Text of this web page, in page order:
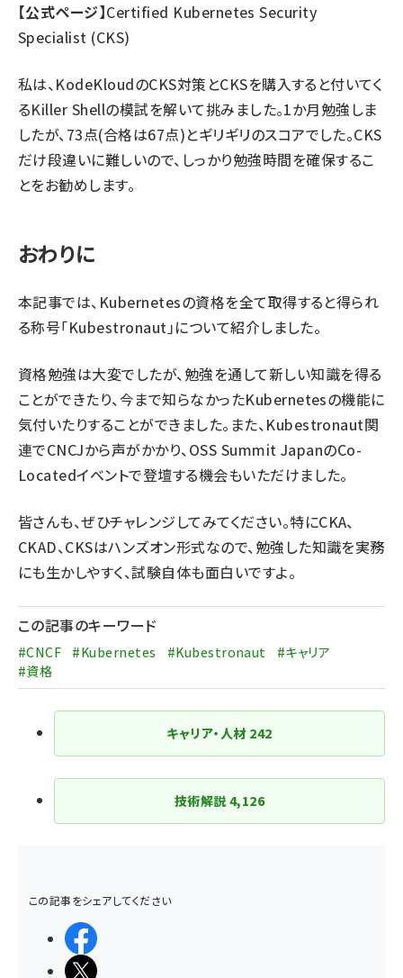
【公式ページ】Certified Kubernetes Security
Specialist (CKS)
私は、KodeKloudのCKS対策とCKSを購入すると付いてく
るKiller Shellの模試を解いて挑みました。1か月勉強しま
したが、73点(合格は67点)とギリギリのスコアでした。CKS
だけ段違いに難しいので、しっかり勉強時間を確保するこ
とをお勧めします。
おわりに
本記事では、Kubernetesの資格を全て取得すると得られ
る称号「Kubestronaut」について紹介しました。
資格勉強は大変でしたが、勉強を通して新しい知識を得る
ことができたり、今まで知らなかったKubernetesの機能に
気付いたりすることができました。また、Kubestronaut関
連でCNCJから声がかかり、OSS Summit JapanのCo-
Locatedイベントで登壇する機会もいただけました。
皆さんも、ぜひチャレンジしてみてください。特にCKA、
CKAD、CKSはハンズオン形式なので、勉強した知識を実務
にも生かしやすく、試験自体も面白いですよ。
この記事のキーワード
#CNCF #Kubernetes #Kubestronaut
#キャリア
#資格
キャリア・人材 242
技術解説 4,126
この記事をシェアしてください